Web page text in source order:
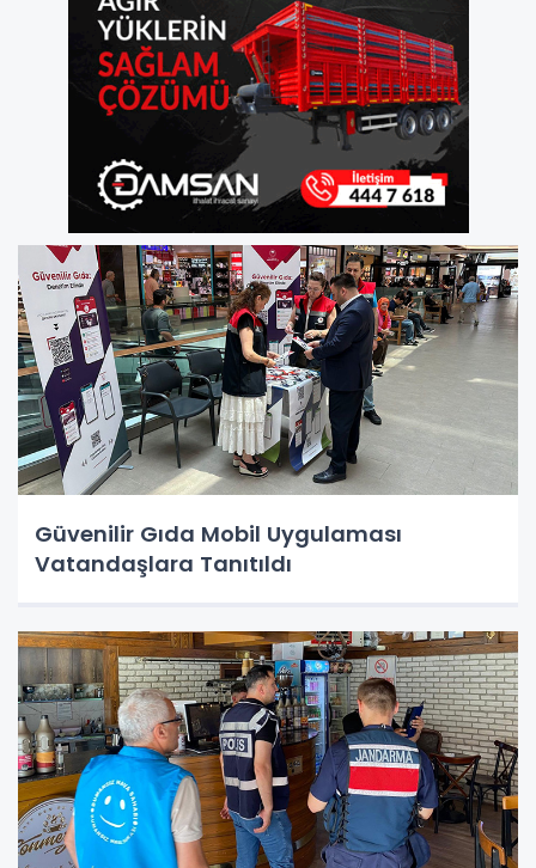
Güvenilir Gıda Mobil Uygulaması
Vatandaşlara Tanıtıldı